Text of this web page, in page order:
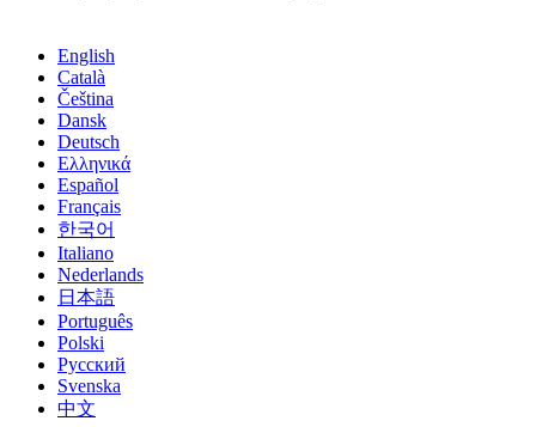
English
Català
Čeština
Dansk
Deutsch
Ελληνικά
Español
Français
한국어
Italiano
Nederlands
日本語
Português
Polski
Русский
Svenska
中文